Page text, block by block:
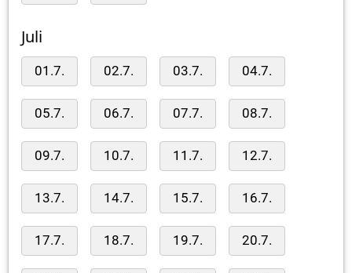
Juli
01.7. 02.7. 03.7. 04.7.
05.7. 06.7. 07.7. 08.7.
09.7. 10.7. 11.7. 12.7.
13.7. 14.7. 15.7. 16.7.
17.7. 18.7. 19.7. 20.7.